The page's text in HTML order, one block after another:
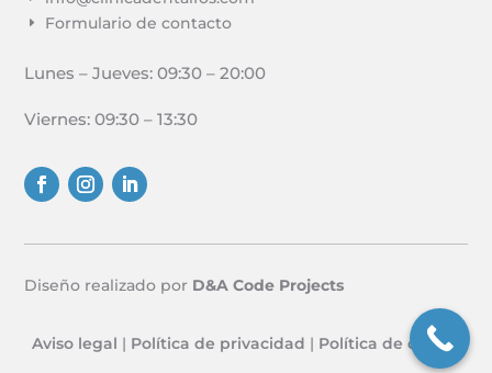
E Formulario de contacto
Lunes – Jueves:09:30 – 20:00
Viernes: 09:30 – 13:30
Diseño realizado por D&A Code Projects
Aviso legal | Política de privacidad | Política de cookies